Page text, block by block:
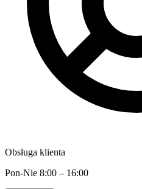
Obsługa klienta
Pon-Nie 8:00 – 16:00